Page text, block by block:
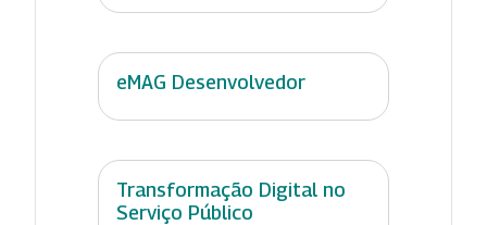
eMAG Desenvolvedor
Transformação Digital no
Serviço Público